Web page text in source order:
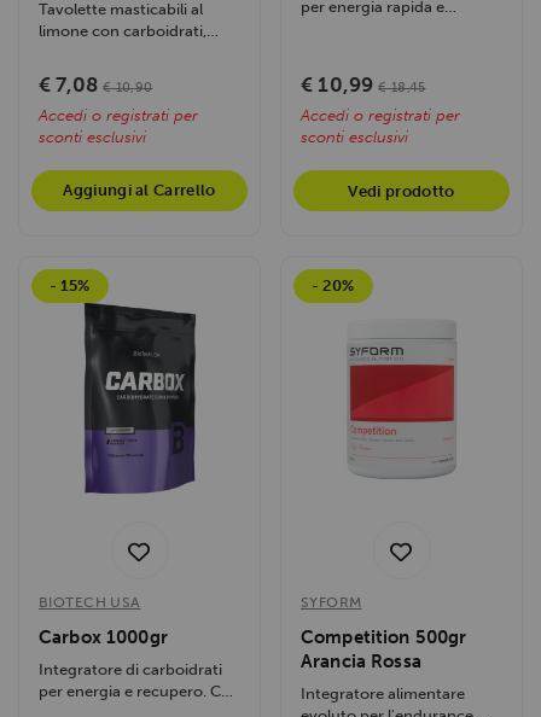
Tavolette masticabili al
limone con carboidrati,
per un...
€ 7,08 € 10,90
Accedi o registrati per
sconti esclusivi
Aggiungi al Carrello
per energia rapida e
€ 10,99 € 18,45
Accedi o registrati per
sconti esclusivi
Vedi prodotto
- 15%
BIOTECH USA
Carbox 1000gr
Integratore di carboidrati
per energia e recupero. Con
- 20%
SYFORM
Competition 500gr
Arancia Rossa
Integratore alimentare